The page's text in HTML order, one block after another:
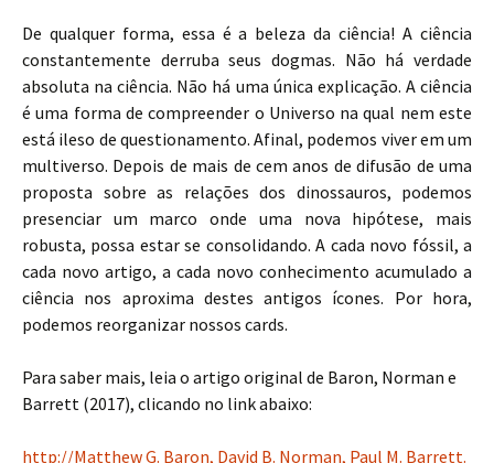
De qualquer forma, essa é a beleza da ciência! A ciência
constantemente derruba seus dogmas. Não há verdade
absoluta na ciência. Não há uma única explicação. A ciência
é uma forma de compreender o Universo na qual nem este
está ileso de questionamento. Afinal, podemos viver em um
multiverso. Depois de mais de cem anos de difusão de uma
proposta sobre as relações dos dinossauros, podemos
presenciar um marco onde uma nova hipótese, mais
robusta, possa estar se consolidando. A cada novo fóssil, a
cada novo artigo, a cada novo conhecimento acumulado a
ciência nos aproxima destes antigos ícones. Por hora,
podemos reorganizar nossos cards.
Para saber mais, leia o artigo original de Baron, Norman e
Barrett (2017), clicando no link abaixo:
http://Matthew G. Baron, David B. Norman, Paul M. Barrett.